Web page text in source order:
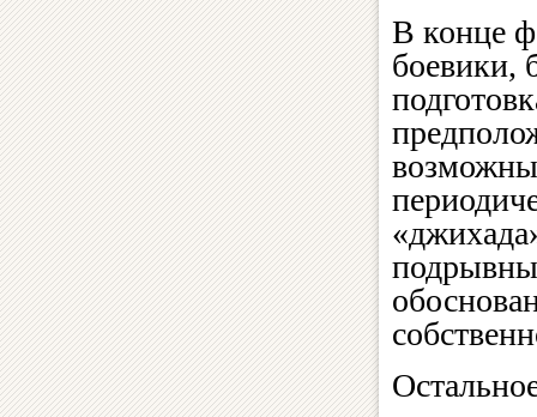
В конце
боевики,